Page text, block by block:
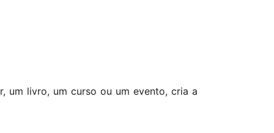
um livro, um curso ou um evento, cria a